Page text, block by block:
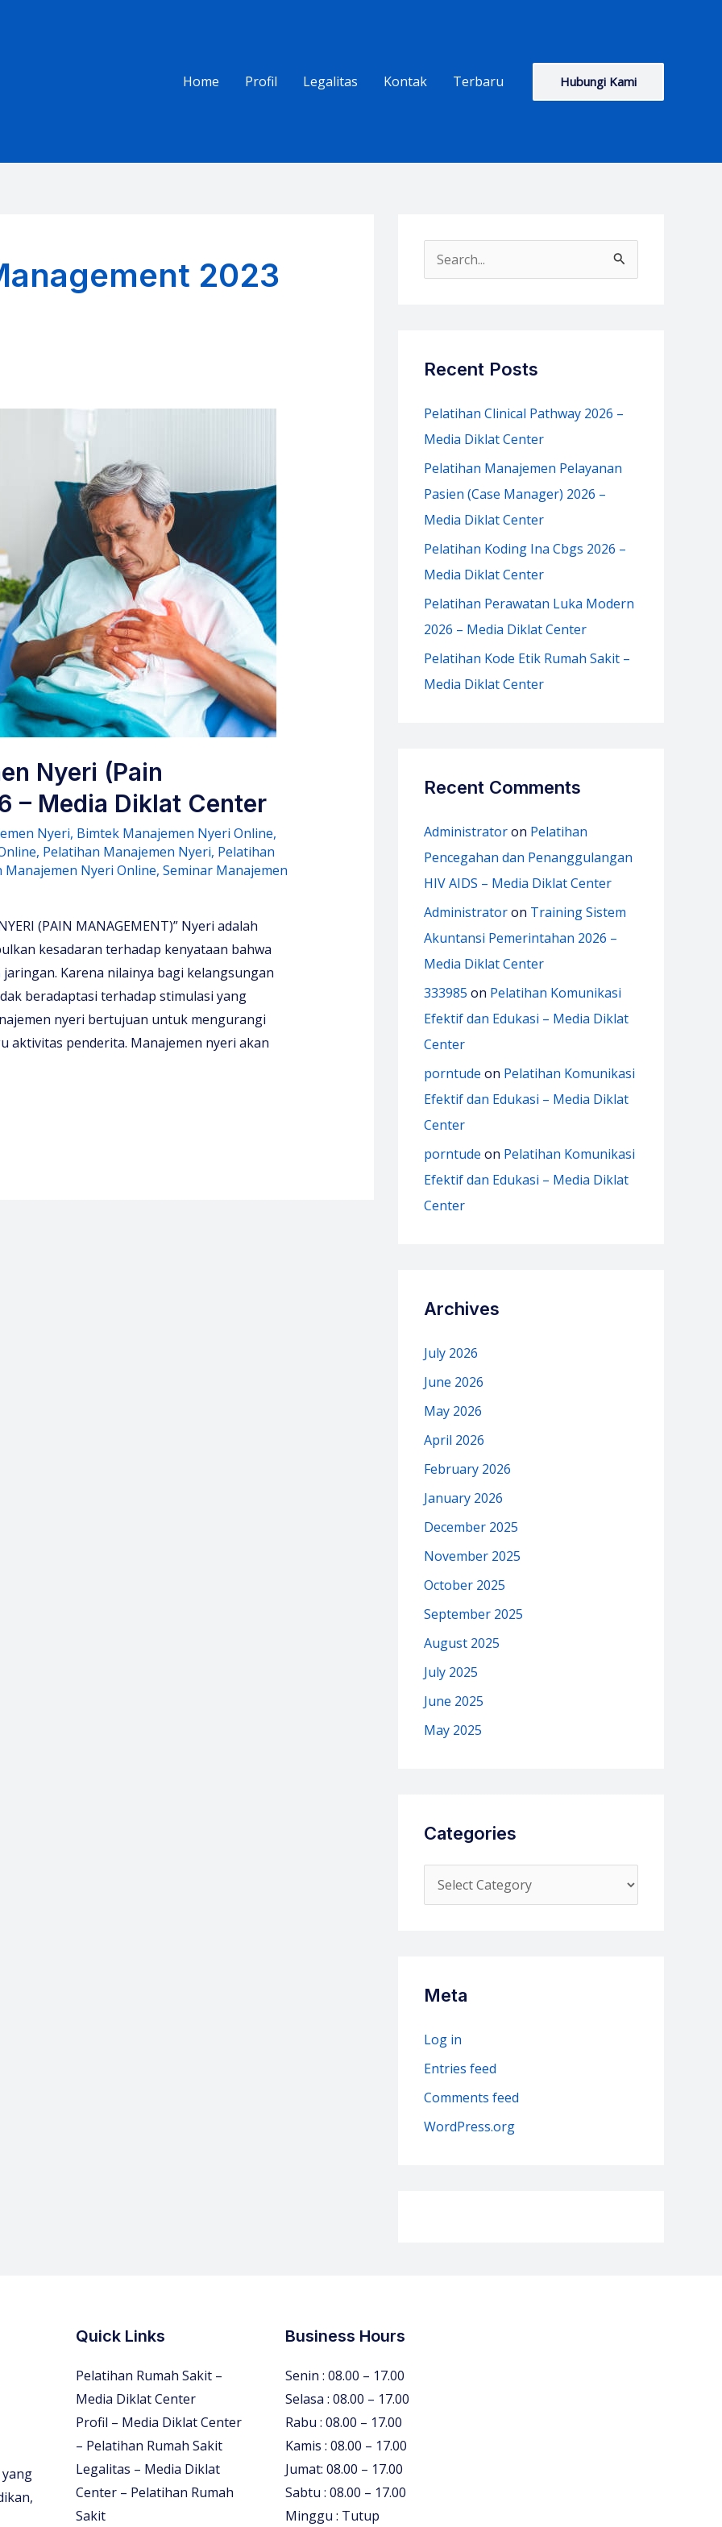
Home
Profil Legalitas Kontak Terbaru Hubungi Kami
2023
Nyeri (Pain
– Media Diklat Center
Nyeri, Bimtek Manajemen Nyeri Online,
, Pelatihan Manajemen Nyeri, Pelatihan
Manajemen Nyeri Online, Seminar Manajemen
(PAIN MANAGEMENT)” Nyeri adalah
kesadaran terhadap kenyataan bahwa
Karena nilainya bagi kelangsungan
beradaptasi terhadap stimulasi yang
nyeri bertujuan untuk mengurangi
aktivitas penderita. Manajemen nyeri akan
e
h
f
o
Recent Posts
Pelatihan Clinical Pathway 2026 –
Media Diklat Center
Pelatihan Manajemen Pelayanan
Pasien (Case Manager) 2026 –
Media Diklat Center
Pelatihan Koding Ina Cbgs 2026 –
Media Diklat Center
Pelatihan Perawatan Luka Modern
2026 – Media Diklat Center
Pelatihan Kode Etik Rumah Sakit –
Media Diklat Center
Recent Comments
Administratoron Pelatihan
Pencegahan dan Penanggulangan
HIV AIDS – Media Diklat Center
Administratoron Training Sistem
Akuntansi Pemerintahan 2026 –
Media Diklat Center
333985 on Pelatihan Komunikasi
Efektif dan Edukasi – Media Diklat
Center
porntude on Pelatihan Komunikasi
Efektif dan Edukasi – Media Diklat
Center
porntude on Pelatihan Komunikasi
Efektif dan Edukasi – Media Diklat
Center
Archives
July 2026
June 2026
May 2026
April 2026
February 2026
January 2026
December 2025
November 2025
October 2025
September 2025
August 2025
July 2025
June 2025
May 2025
Categories
a
o
r
Meta
Log in
Entries feed
Comments feed
WordPress.org
Quick Links
Pelatihan Rumah Sakit –
Media Diklat Center
Profil – Media Diklat Center
– Pelatihan Rumah Sakit
Legalitas – Media Diklat
Center – Pelatihan Rumah
Sakit
Business Hours
Senin : 08.00 – 17.00
Selasa : 08.00 – 17.00
Rabu : 08.00 – 17.00
Kamis : 08.00 – 17.00
Jumat: 08.00 – 17.00
Sabtu : 08.00 – 17.00
Minggu : Tutup